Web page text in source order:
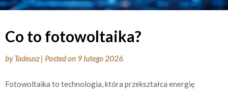
Co to fotowoltaika?
byTadeusz | Posted on 9 lutego 2026
Fotowoltaika to technologia, która przekształca energię